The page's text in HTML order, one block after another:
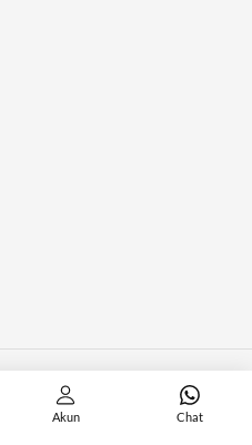
Akun Chat